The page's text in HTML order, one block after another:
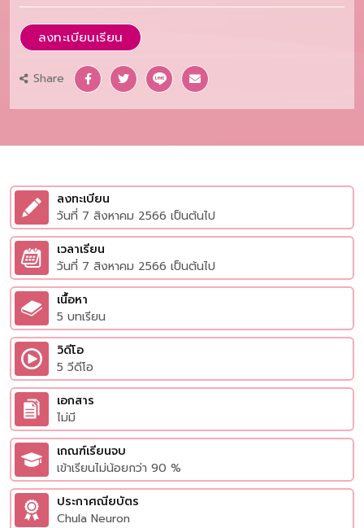
ลงทะเบียนเรียน
Share
ลงทะเบียน
วันที่ 7 สิงหาคม 2566 เป็นต้นไป
เวลาเรียน
วันที่ 7 สิงหาคม 2566 เป็นต้นไป
เนื้อหา
5 บทเรียน
วิดีโอ
5 วีดีโอ
เอกสาร
ไม่มี
เกณฑ์เรียนจบ
เข้าเรียนไม่น้อยกว่า 90 %
ประกาศณียบัตร
Chula Neuron